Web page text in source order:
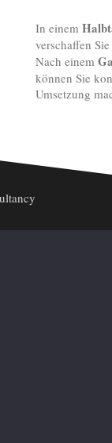
In einem
verschaffen
Nach einem
können Sie
Umsetzung